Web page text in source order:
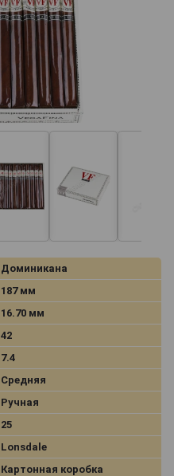
Доминикана
187 мм
16.70 мм
42
7.4
Средняя
Ручная
25
Lonsdale
Картонная коробка